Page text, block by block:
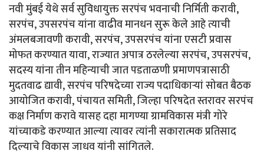
नवी मुंबई येथे सर्व सुविधायुक्त सरपंच भवनाची निर्मिती करावी,
सरपंच, उपसरपंच यांना वाढीव मानधन सुरू केले आहे त्याची
अंमलबजावणी करावी, सरपंच, उपसरपंच यांना एसटी प्रवास
मोफत करण्यात यावा, राज्यात अपात्र ठरलेल्या सरपंच, उपसरपंच,
सदस्य यांना तीन महिन्याची जात पडताळणी प्रमाणपत्रासाठी
मुदतवाढ द्यावी, सरपंच परिषदेच्या राज्य पदाधिकाऱ्यां सोबत बैठक
आयोजित करावी, पंचायत समिती, जिल्हा परिषदेत स्तरावर सरपंच
कक्ष निर्माण करावे यासह दहा मागण्या ग्रामविकास मंत्री गोरे
यांच्याकडे करण्यात आल्या त्यावर त्यांनी सकारात्मक प्रतिसाद
दिल्याचे विकास जाधव यांनी सांगितले.